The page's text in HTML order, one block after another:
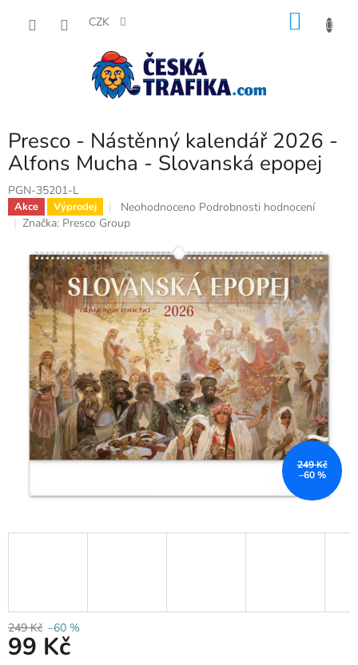
CZK
Presco - Nástěnný kalendář 2026 -
Alfons Mucha - Slovanská epopej
PGN-35201-L
Akce Výprodej
Průměrné
hodnocení
je
0,0
z
5
hvězdiček.
Neohodnoceno Podrobnosti hodnocení
Značka: Presco Group
249 Kč
–60 %
249 Kč –60 %
99 Kč